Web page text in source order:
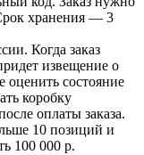
хранения — 3
Когда заказ
извещение о
состояние
коробку
оплаты заказа.
10 позиций и
100 000 р.